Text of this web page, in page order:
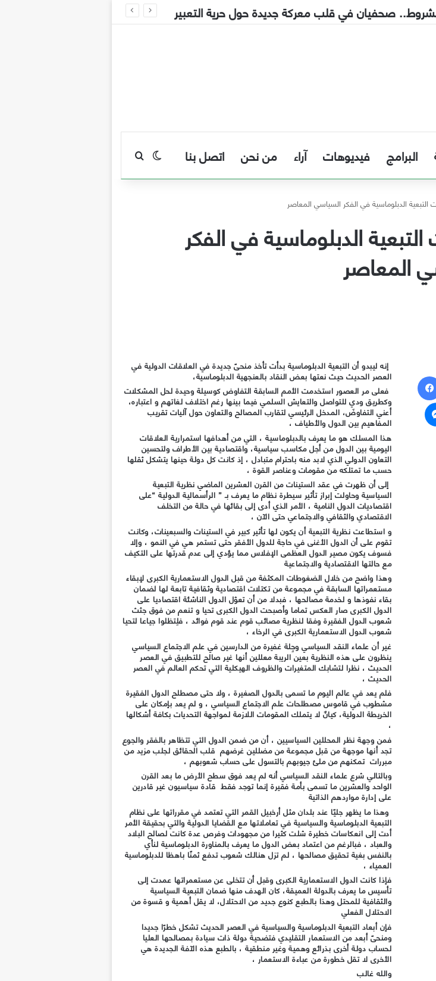
صحفيان في قلب معركة جديدة حول حرية التعبير
البرامج فيديوهات آراء من نحن اتصل بنا الوضع المظلم
التبعية الدبلوماسية في الفكر السياسي المعاصر
التبعية الدبلوماسية في الفكر
المعاصر
إنه ليبدو أن التبعية الدبلوماسية بدأت تأخذ منحىً جديدة في العلاقات الدولية في
العصر الحديث حيث نعتها بعض النقاد بالعنجهية الدبلوماسية،
فعلى مر العصور استخدمت الأمم السابقة التفاوض كوسيلة وحيدة لحل المشكلات
وكطريق ودي للتواصل والتعايش السلمي فيما بينها رغم اختلاف لغاتهم و اعتباره،
أعني التفاوضَ، المدخل الرئيسي لتقارب المصالح والتعاون حول آليات تقريب
المفاهيم بين الدول والأطياف ،
هذا المسلك هو ما يعرف بالدبلوماسية ، التي من أهدافها استمرارية العلاقات
اليومية بين الدول من أجل مكاسب سياسية، واقتصادية بين الأطراف ولتحسين
التعاون الدولي الذي لابد منه باحترام متبادل ، إذ كانت كل دولة حينها يتشكل ثقلها
حسب ما تمتلكه من مقومات وعناصر القوة ،
إلى أن ظهرت في عقد الستينات من القرن العشرين الماضي نظرية التبعية
السياسية وحاولت إبراز تأثير سيطرة نظام ما يعرف بـ ” الرأسمالية الدولية “على
اقتصاديات الدول النامية ، الأمر الذي أدى إلى بقائها في حالة من التخلف
الاقتصادي والثقافي والاجتماعي حتى الآن ،
و استطاعت نظرية التبعية أن يكون لها تأثير كبير في الستينات والسبعينات، وكانت
تقوم على أن الدول الأغنى في حاجة للدول الأفقر حتى تستمر هي في النمو ، وإلا
فسوف يكون مصير الدول العظمى الإفلاس مما يؤدي إلى عدم قدرتها على التكيف
مع حالتها الاقتصادية والاجتماعية
وهذا واضح من خلال الضغوطات المكثفة من قبل الدول الاستعمارية الكبرى لإبقاء
مستعمراتها السابقة في مجموعة من تكتلات اقتصادية وثقافية تابعة لها لضمان
بقاء نفوذها و لخدمة مصالحها ، فبدلا من أن تعوّل الدول الناشئة اقتصاديا على
الدول الكبرى صار العكس تماما وأصبحت الدول الكبرى تحيا و تنعم من فوق جثث
شعوب الدول الفقيرة وفقا لنظرية مصائب قوم عند قوم فوائد ، فلِتظلوا جياعا لتحيا
شعوب الدول الاستعمارية الكبرى في الرخاء ،
غير أن علماء النقد السياسي وجِلة غفيرة من الدارسين في علم الاجتماع السياسي
ينظرون على هذه النظرية بعين الريبة معللين أنها غير صالح للتطبيق في العصر
الحديث ، نظرا لتشابك المتغيرات والظروف الهيكلية التي تحكم العالم في العصر
الحديث ،
فلم يعد في عالم اليوم ما تسمى بالدول الصغيرة ، ولا حتى مصطلح الدول الفقيرة
مشطوب في قاموس مصطلحات علم الاجتماع السياسي ، و لم يعد بإمكان على
الخريطة الدولية، كيانٌ لا يتملك المقومات اللازمة لمواجهة التحديات بكافة أشكالها
،
فمن وجهة نظر المحللين السياسيين ، أن من ضمن الدول التي تتظاهر بالفقر والجوع
تجد أنها موجهة من قبل مجموعة من مضللين غرضهم قلب الحقائق لجلب مزيد من
مبررات تمكنهم من ملئ جيوبهم بالتسول على حساب شعوبهم ،
وبالتالي شرع علماء النقد السياسي أنه لم يعد فوق سطح الأرض ما بعد القرن
الواحد والعشرين ما تسمى بأمة فقيرة إنما توجد فقط قادة سياسيون غير قادرين
على إدارة مواردهم الذاتية
وهذا ما يظهر جليًا عند بلدان مثل أرخبيل القمر التي تعتمد في مقرراتها على نظام
التبعية الدبلوماسية والسياسية في تعاملاتها مع القضايا الدولية والتي بحقيقة الأمر
أدت إلى انعكاسات خطيرة شلت كثيرا من مجهودات وفرص عدة كانت لصالح البلاد
والعباد ، فبالرغم من اعتماد بعض الدول ما يعرف بالمناورة الدبلوماسية لنأي
بالنفس بغية تحقيق مصالحها ، لم تزل هنالك شعوب تدفع ثمنًا باهظا للدبلوماسية
العمياء ،
فإذا كانت الدول الاستعمارية الكبرى وقبل أن تتخلى عن مستعمراتها عمدت إلى
تأسيس ما يعرف بالدولة العميقة، كان الهدف منها ضمان التبعية السياسية
والثقافية للمحتل وهذا بالطبع كنوع جديد من الاحتلال، لا يقل أهمية و قسوة من
الاحتلال الفعلي
فإن أبعاد التبعية الدبلوماسية والسياسية في العصر الحديث تشكل خطرًا جديدا
ومنحىً أبعد من الاستعمار التقليدي فتضحية دولة ذات سيادة بمصالحها العليا
لحساب دولة أخرى بذرائع وهمية وغير منطقية ، بالطبع هذه الآفة الجديدة هي
الأخرى لا تقل خطورة من عباءة الاستعمار ،
والله غالب
ماسنجر